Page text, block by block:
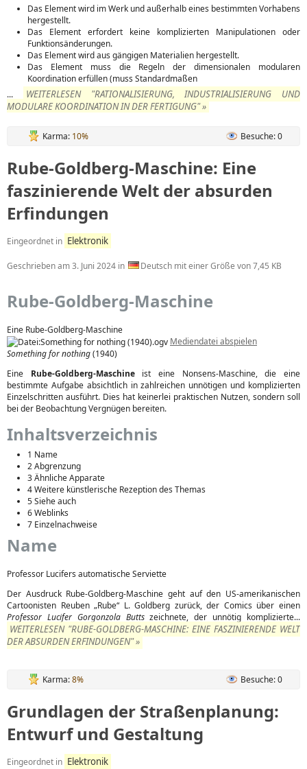
Das Element wird im Werk und außerhalb eines bestimmten Vorhabens
hergestellt.
Das Element erfordert keine komplizierten Manipulationen oder
Funktionsänderungen.
Das Element wird aus gängigen Materialien hergestellt.
Das Element muss die Regeln der dimensionalen modularen
Koordination erfüllen (muss Standardmaßen
...
WEITERLESEN "RATIONALISIERUNG, INDUSTRIALISIERUNG UND
MODULARE KOORDINATION IN DER FERTIGUNG" »
Karma: 10% Besuche: 0
Rube-Goldberg-Maschine: Eine
faszinierende Welt der absurden
Erfindungen
Eingeordnet in Elektronik
Geschrieben am3. Juni 2024 in Deutsch mit einer Größe von 7,45 KB
Rube-Goldberg-Maschine
Eine Rube-Goldberg-Maschine
Mediendatei abspielen
Something for nothing(1940)
Eine Rube-Goldberg-Maschineist eine Nonsens-Maschine, die eine
bestimmte Aufgabe absichtlich in zahlreichen unnötigen und komplizierten
Einzelschritten ausführt. Dies hat keinerlei praktischen Nutzen, sondern soll
bei der Beobachtung Vergnügen bereiten.
Inhaltsverzeichnis
1 Name
2 Abgrenzung
3 Ähnliche Apparate
4 Weitere künstlerische Rezeption des Themas
5 Siehe auch
6 Weblinks
7 Einzelnachweise
Name
Professor Lucifers automatische Serviette
Der Ausdruck Rube-Goldberg-Maschine geht auf den US-amerikanischen
Cartoonisten Reuben „Rube“ L. Goldberg zurück, der Comics über einen
Professor Lucifer Gorgonzola Buttszeichnete, der unnötig komplizierte...
WEITERLESEN "RUBE-GOLDBERG-MASCHINE: EINE FASZINIERENDE WELT
DER ABSURDEN ERFINDUNGEN" »
Karma:8% Besuche: 0
Grundlagen der Straßenplanung:
Entwurf und Gestaltung
Eingeordnet in Elektronik